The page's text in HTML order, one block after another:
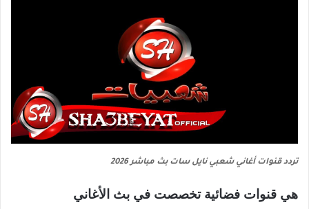
تردد قنوات أغاني شعبي نايل سات بث مباشر 2026
هي قنوات فضائية تخصصت في بث الأغاني